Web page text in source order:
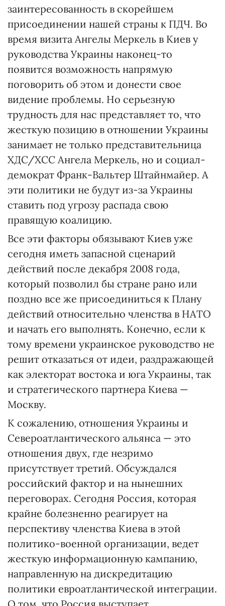
заинтересованность в скорейшем
присоединении нашей страны к ПДЧ. Во
время визита Ангелы Меркель в Киев у
руководства Украины наконец-то
появится возможность напрямую
поговорить об этом и донести свое
видение проблемы. Но серьезную
трудность для нас представляет то, что
жесткую позицию в отношении Украины
занимает не только представительница
ХДС/ХСС Ангела Меркель, но и социал-
демократ Франк-Вальтер Штайнмайер. А
эти политики не будут из-за Украины
ставить под угрозу распада свою
правящую коалицию.
Все эти факторы обязывают Ки­ев уже
сегодня иметь запасной сценарий
действий после декабря 2008 года,
который позволил бы стране рано или
поздно все же присоединиться к Плану
действий относительно членства в НАТО
и начать его выполнять. Конечно, если к
тому времени украинское руководст­во не
решит отказаться от идеи, раз­дражающей
как электорат востока и юга Украины, так
и стратегического партнера Киева —
Москву.
К сожалению, отношения Украины и
Североатлантического альянса — это
отношения двух, где незримо
присутствует третий. Обсуждался
российский фактор и на нынешних
переговорах. Сегодня Россия, которая
крайне болезненно реагирует на
перспективу членства Киева в этой
политико-военной организации, ведет
жесткую информационную кампанию,
направленную на дискредитацию
политики евроатлантической интеграции.